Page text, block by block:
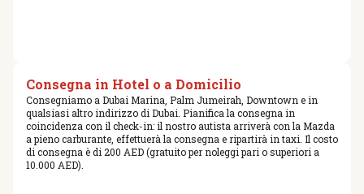
Consegna in Hotel o a Domicilio
Consegniamo a Dubai Marina, Palm Jumeirah, Downtown e in
qualsiasi altro indirizzo di Dubai. Pianifica la consegna in
coincidenza con il check-in: il nostro autista arriverà con la Mazda
a pieno carburante, effettuerà la consegna e ripartirà in taxi. Il costo
di consegna è di 200 AED (gratuito per noleggi pari o superiori a
10.000 AED).